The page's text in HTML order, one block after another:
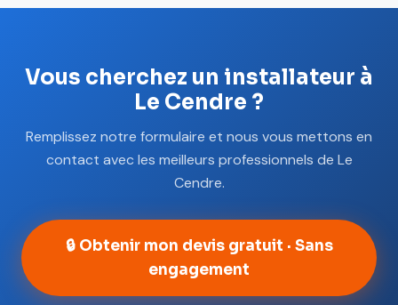
Vous cherchez un installateur à
Le Cendre ?
Remplissez notre formulaire et nous vous mettons en
contact avec les meilleurs professionnels de Le
Cendre.
🔒 Obtenir mon devis gratuit · Sans
engagement